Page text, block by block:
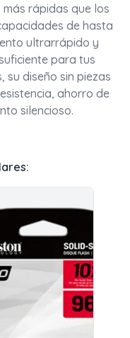
rápidas que los
de hasta
ultrarrápido y
para tus
su diseño sin piezas
ahorro de
silencioso.